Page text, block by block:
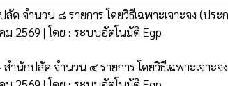
ด จำนวน ๘ รายการ โดยวิธีเฉพาะเจาะจง (ประ
ม 2569 | โดย : ระบบอัตโนมัติ Egp
ำนักปลัด จำนวน ๔ รายการ โดยวิธีเฉพาะเจาะจง